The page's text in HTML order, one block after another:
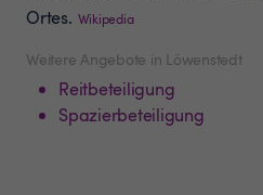
Weitere Angebote in Löwenstedt
Reitbeteiligung
Spazierbeteiligung
Ortes. Wikipedia